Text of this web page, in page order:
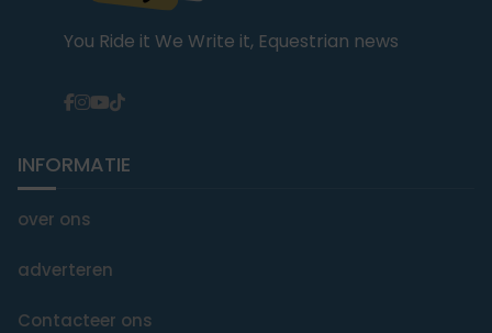
You Ride it We Write it, Equestrian news
INFORMATIE
over ons
adverteren
Contacteer ons